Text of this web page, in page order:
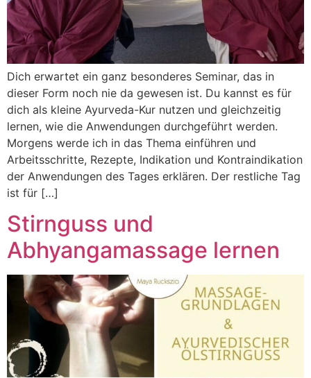
Dich erwartet ein ganz besonderes Seminar, das in
dieser Form noch nie da gewesen ist. Du kannst es für
dich als kleine Ayurveda-Kur nutzen und gleichzeitig
lernen, wie die Anwendungen durchgeführt werden.
Morgens werde ich in das Thema einführen und
Arbeitsschritte, Rezepte, Indikation und Kontraindikation
der Anwendungen des Tages erklären. Der restliche Tag
ist für […]
Stirnguss und
Abhyangamassage lernen